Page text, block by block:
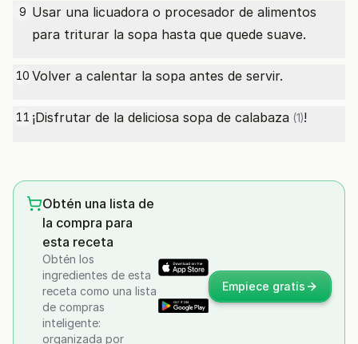
9 Usar una licuadora o procesador de alimentos
para triturar la sopa hasta que quede suave.
10 Volver a calentar la sopa antes de servir.
11 ¡Disfrutar de la deliciosa sopa de calabaza (1)!
Obtén una lista de
la compra para
esta receta
Obtén los
ingredientes de esta
receta como una lista
de compras
inteligente:
organizada por
Empiece gratis